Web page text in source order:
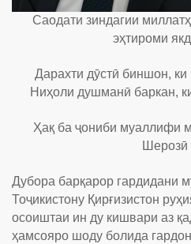
Саодати зиндагии
эҳтироми
Дарахти дӯстӣ биншон,
Ниҳоли душманӣ баркан,
Ҳақ ба ҷониби муаллифи
Шерозӣ
Дубора барқарор гардидани
Тоҷикистону Қирғизистон
осоиштаи ин ду кишвари аз
ҳамсояро шоду болида